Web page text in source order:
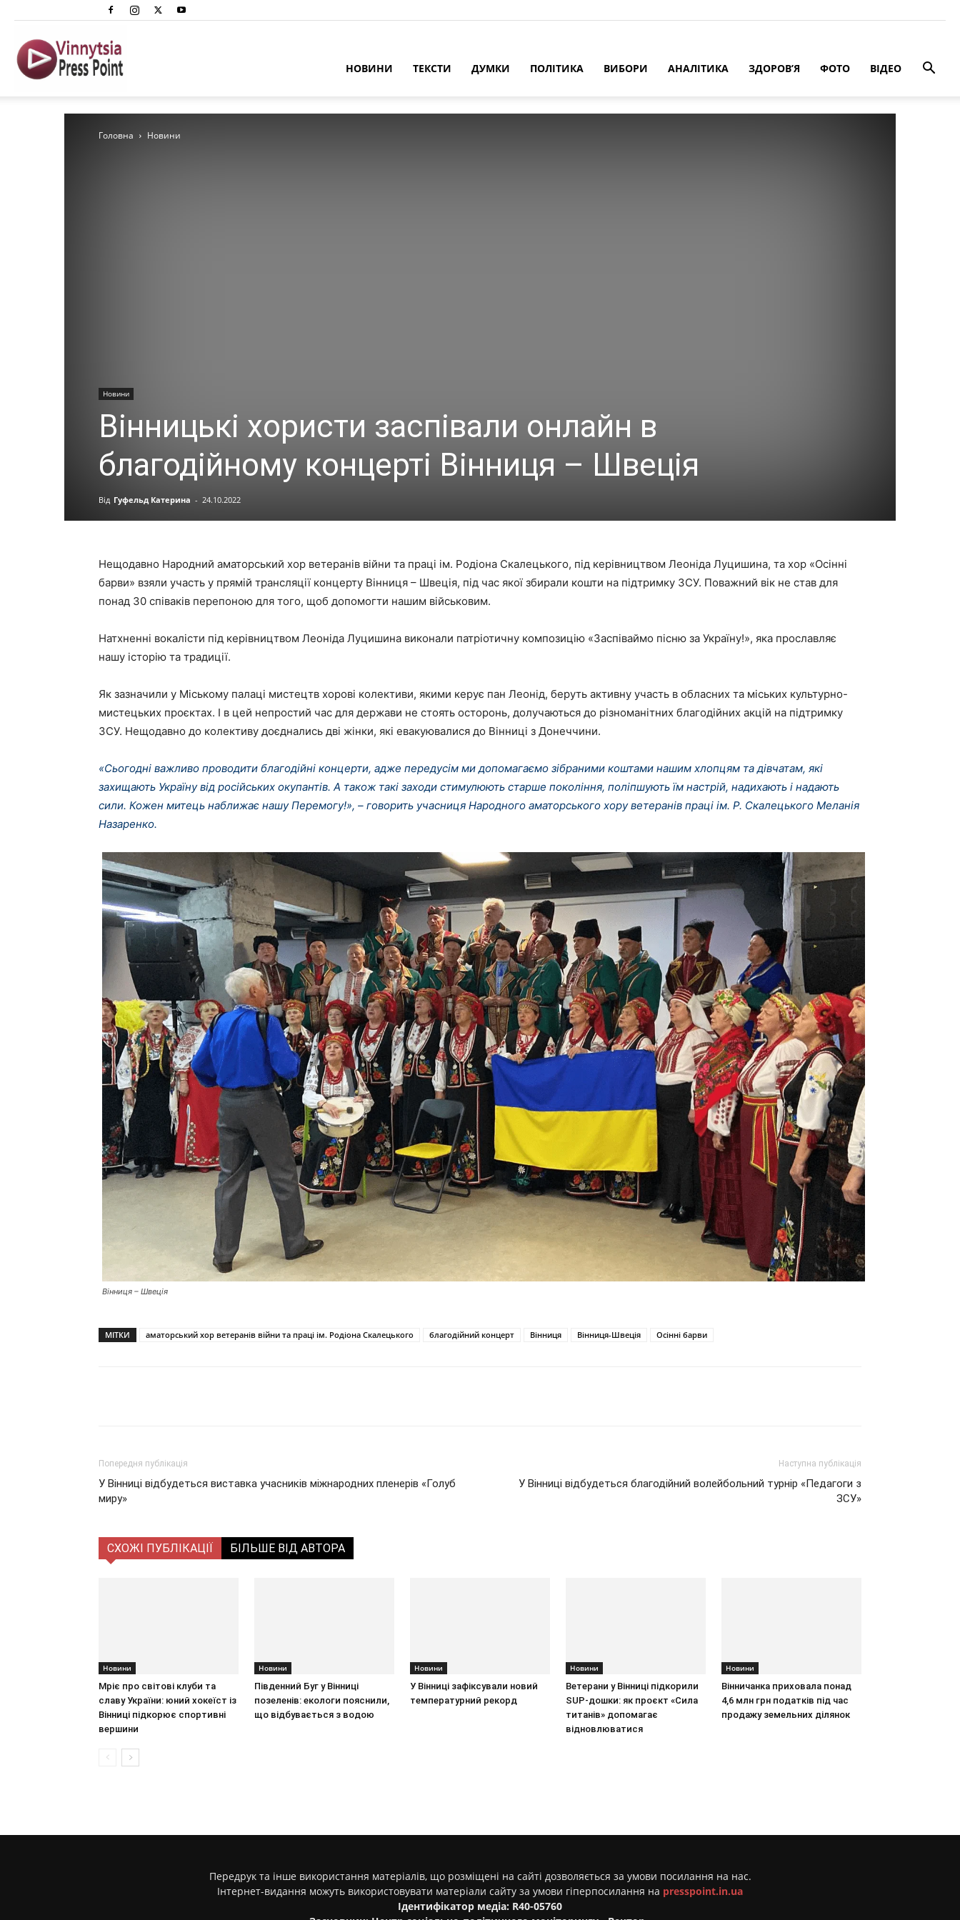
Преспоінт
НОВИНИ ТЕКСТИ ДУМКИ ПОЛІТИКА ВИБОРИ АНАЛІТИКА ЗДОРОВ’Я ФОТО ВІДЕО
Головна Новини
Новини
Вінницькі хористи заспівали онлайн в
благодійному концерті Вінниця – Швеція
Від Гуфельд Катерина - 24.10.2022
Нещодавно Народний аматорський хор ветеранів війни та праці ім. Родіона Скалецького, під керівництвом Леоніда Луцишина, та хор «Осінні
барви» взяли участь у прямій трансляції концерту Вінниця – Швеція, під час якої збирали кошти на підтримку ЗСУ. Поважний вік не став для
понад 30 співаків перепоною для того, щоб допомогти нашим військовим.
Натхненні вокалісти під керівництвом Леоніда Луцишина виконали патріотичну композицію «Заспіваймо пісню за Україну!», яка прославляє
нашу історію та традиції.
Як зазначили у Міському палаці мистецтв хорові колективи, якими керує пан Леонід, беруть активну участь в обласних та міських культурно-
мистецьких проєктах. І в цей непростий час для держави не стоять осторонь, долучаються до різноманітних благодійних акцій на підтримку
ЗСУ. Нещодавно до колективу доєднались дві жінки, які евакуювалися до Вінниці з Донеччини.
«Сьогодні важливо проводити благодійні концерти, адже передусім ми допомагаємо зібраними коштами нашим хлопцям та дівчатам, які
захищають Україну від російських окупантів. А також такі заходи стимулюють старше покоління, поліпшують їм настрій, надихають і надають
сили. Кожен митець наближає нашу Перемогу!», – говорить учасниця Народного аматорського хору ветеранів праці ім. Р. Скалецького Меланія
Назаренко.
Вінниця – Швеція
МІТКИ аматорський хор ветеранів війни та праці ім. Родіона Скалецького благодійний концерт Вінниця Вінниця-Швеція Осінні барви
Попередня публікація
У Вінниці відбудеться виставка учасників міжнародних пленерів «Голуб
миру»
Наступна публікація
У Вінниці відбудеться благодійний волейбольний турнір «Педагоги з
ЗСУ»
СХОЖІ ПУБЛІКАЦІЇ БІЛЬШЕ ВІД АВТОРА
Новини
Мріє про світові клуби та
славу України: юний хокеїст із
Вінниці підкорює спортивні
вершини
Новини
Південний Буг у Вінниці
позеленів: екологи пояснили,
що відбувається з водою
Новини
У Вінниці зафіксували новий
температурний рекорд
Новини
Ветерани у Вінниці підкорили
SUP-дошки: як проєкт «Сила
титанів» допомагає
відновлюватися
Новини
Вінничанка приховала понад
4,6 млн грн податків під час
продажу земельних ділянок
Передрук та інше використання матеріалів, що розміщені на сайті дозволяється за умови посилання на нас.
Інтернет-видання можуть використовувати матеріали сайту за умови гіперпосилання на presspoint.in.ua
Ідентифікатор медіа: R40-05760